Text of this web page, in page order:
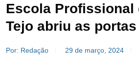
Escola Profissional
Tejo abriu as
Por: Redação 29 de março, 2024